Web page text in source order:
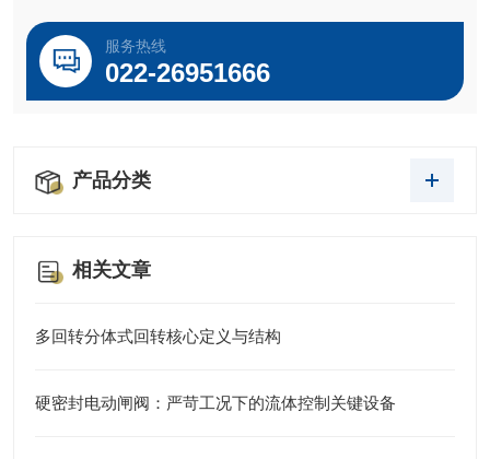
服务热线
022-26951666
产品分类
相关文章
多回转分体式回转核心定义与结构
硬密封电动闸阀：严苛工况下的流体控制关键设备